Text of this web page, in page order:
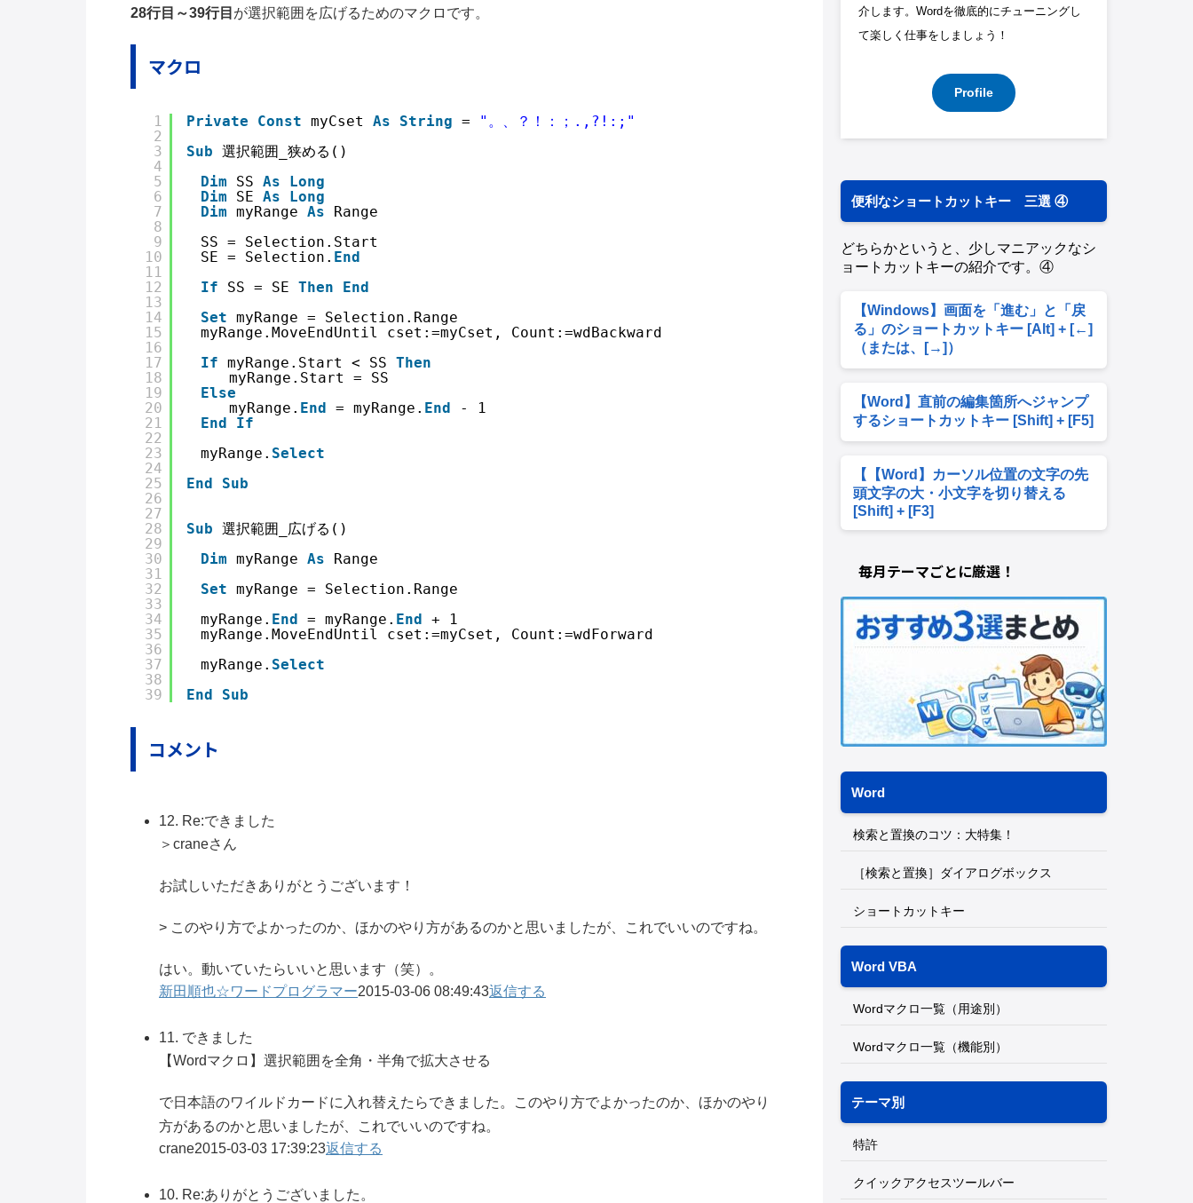
28行目～39行目 が選択範囲を広げるためのマクロです。
マクロ
1
2
3
4
5
6
7
8
9
10
11
12
13
14
15
16
17
18
19
20
21
22
23
24
25
26
27
28
29
30
31
32
33
34
35
36
37
38
39
Private Const myCset As String =
"。、？！：；.,?!:;"
Sub 選択範囲_狭める()
Dim
SS As
Long
Dim
SE As
Long
Dim myRange As
Range
SS = Selection.Start
SE = Selection. End
If
SS = SE Then
End
Set myRange = Selection.Range
myRange.MoveEndUntil cset:=myCset, Count:=wdBackward
If myRange.Start < SS Then
myRange.Start = SS
Else
myRange. End = myRange. End
- 1
End
If
myRange. Select
End
Sub
Sub 選択範囲_広げる()
Dim myRange As
Range
Set myRange = Selection.Range
myRange. End = myRange. End + 1
myRange.MoveEndUntil cset:=myCset, Count:=wdForward
myRange. Select
End
Sub
コメント
12. Re:できました
＞craneさん
お試しいただきありがとうございます！
> このやり方でよかったのか、ほかのやり方があるのかと思いましたが、これでいいのですね。
はい。動いていたらいいと思います（笑）。
新田順也☆ワードプログラマー2015-03-06 08:49:43返信する
11. できました
【Wordマクロ】選択範囲を全角・半角で拡大させる
で日本語のワイルドカードに入れ替えたらできました。このやり方でよかったのか、ほかのやり
方があるのかと思いましたが、これでいいのですね。
crane2015-03-03 17:39:23返信する
10. Re:ありがとうございました。
介します。Wordを徹底的にチューニングし
て楽しく仕事をしましょう！
Profile
便利なショートカットキー 三選 ④
どちらかというと、少しマニアックなシ
ョートカットキーの紹介です。④
【Windows】画面を「進む」と「戻
る」のショートカットキー [Alt] + [←]
（または、[→]）
【Word】直前の編集箇所へジャンプ
するショートカットキー [Shift] + [F5]
【【Word】カーソル位置の文字の先
頭文字の大・小文字を切り替える
[Shift] + [F3]
毎月テーマごとに厳選！
Word
検索と置換のコツ：大特集！
［検索と置換］ダイアログボックス
ショートカットキー
Word VBA
Wordマクロ一覧（用途別）
Wordマクロ一覧（機能別）
テーマ別
特許
クイックアクセスツールバー